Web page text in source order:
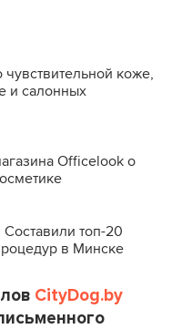
коже,
и салонных
Officelook о
топ-20
в Минске
CityDog.by